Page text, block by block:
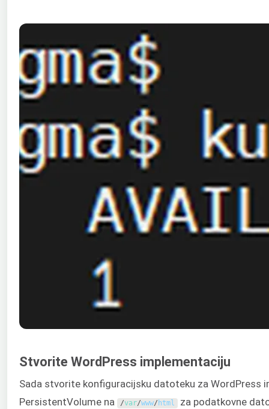
Stvorite WordPress implementaciju
Sada stvorite konfiguracijsku datoteku za WordPress
PersistentVolume na
/var/www/ html za podatkovne